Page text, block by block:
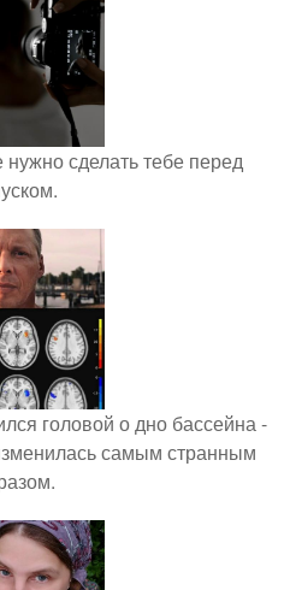
сделать тебе перед
головой о дно бассейна -
самым странным